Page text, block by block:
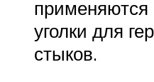
уголки для
стыков.